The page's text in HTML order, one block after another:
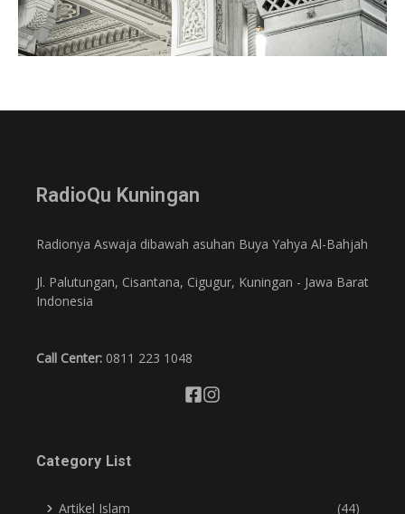
RadioQu Kuningan
Radionya Aswaja dibawah asuhan Buya Yahya Al-Bahjah
Jl. Palutungan, Cisantana, Cigugur, Kuningan - Jawa Barat
Indonesia
Call Center: 0811 223 1048
Category List
Artikel Islam (44)